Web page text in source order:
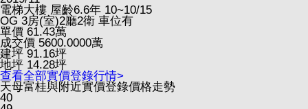
電梯大樓 屋齡6.6年 10~10/15
OG 3房(室)2廳2衛 車位有
單價 61.43萬
成交價 5600.0000萬
建坪 91.16坪
地坪 14.28坪
查看全部實價登錄行情>
天母富桂與附近實價登錄價格走勢
40